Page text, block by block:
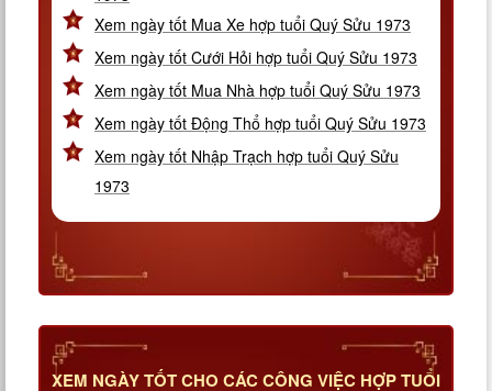
Xem ngày tốt Mua Xe hợp tuổi Quý Sửu 1973
Xem ngày tốt Cưới Hỏi hợp tuổi Quý Sửu 1973
Xem ngày tốt Mua Nhà hợp tuổi Quý Sửu 1973
Xem ngày tốt Động Thổ hợp tuổi Quý Sửu 1973
Xem ngày tốt Nhập Trạch hợp tuổi Quý Sửu
1973
XEM NGÀY TỐT CHO CÁC CÔNG VIỆC HỢP TUỔI